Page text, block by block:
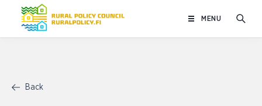
MENU
Back